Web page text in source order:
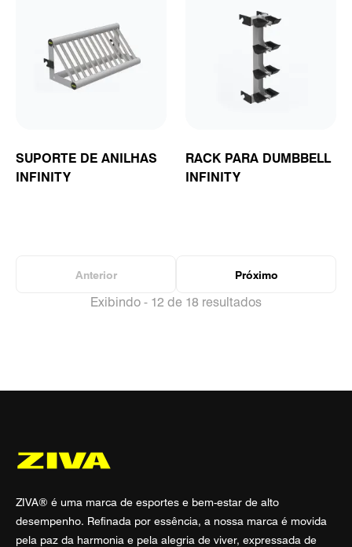
SUPORTE DE ANILHAS
INFINITY
RACK PARA DUMBBELL
INFINITY
Exibindo - 12 de 18 resultados
Anterior Próximo
ZIVA® é uma marca de esportes e bem-estar de alto
desempenho. Refinada por essência, a nossa marca é movida
pela paz da harmonia e pela alegria de viver, expressada de